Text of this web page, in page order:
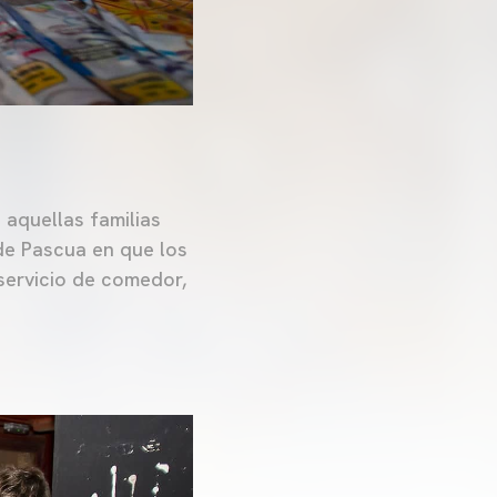
familias
Pascua en que los
de comedor,